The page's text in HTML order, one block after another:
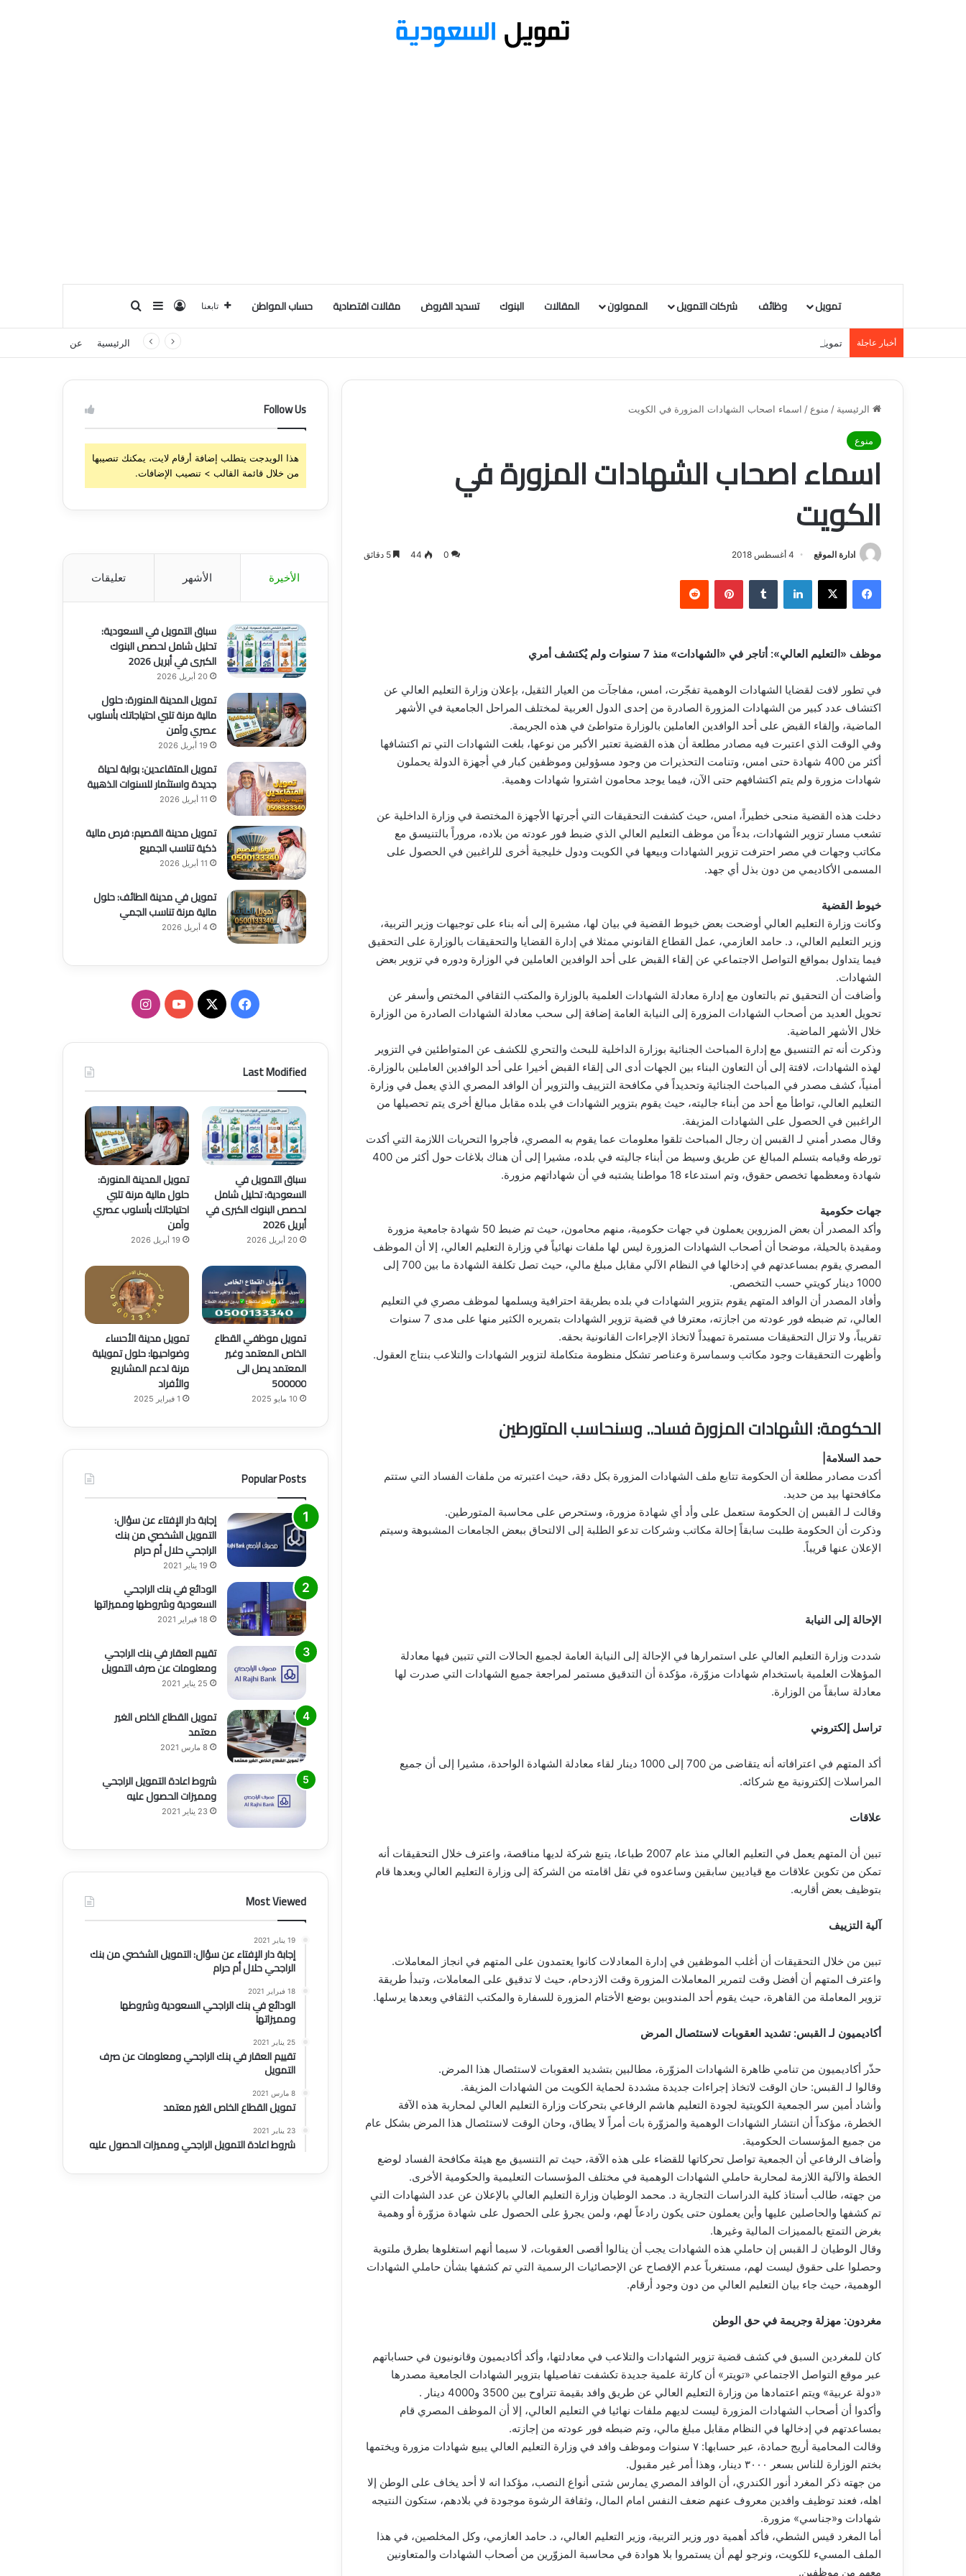
تمويل وظائف شركات التمويل الممولون المقالات البنوك تسديد القروض مقالات اقتصادية حساب المواطن تابعنا تسجيل الدخول
إضافة عمود جانبي
أخبار عاجلة تمويل المدينة المنورة: حلول مالية مرنة تلبي احتياجاتك بأسلوب عصري وآمن الرئيسية عن
الرئيسية / منوع / اسماء اصحاب الشهادات المزورة في الكويت
منوع
اسماء اصحاب الشهادات المزورة في
الكويت
ادارة الموقع 4 أغسطس 2018 0
44
فيسبوك لينكدإن بينتيريست
موظف «التعليم العالي»: أتاجر في «الشهادات» منذ 7 سنوات ولم يُكتشف أمري
في تطور لافت لقضايا الشهادات الوهمية تفجّرت، امس، مفاجآت من العيار الثقيل، بإعلان وزارة التعليم العالي عن
اكتشاف عدد كبير من الشهادات المزورة الصادرة من إحدى الدول العربية لمختلف المراحل الجامعية في الأشهر
الماضية، وإلقاء القبض على أحد الوافدين العاملين بالوزارة متواطئ في هذه الجريمة.
وفي الوقت الذي اعتبرت فيه مصادر مطلعة أن هذه القضية تعتبر الأكبر من نوعها، بلغت الشهادات التي تم اكتشافها
أكثر من 400 شهادة حتى امس، وتنامت التحذيرات من وجود مسؤولين وموظفين كبار في أجهزة الدولة يحملون
شهادات مزورة ولم يتم اكتشافهم حتى الآن، فيما يوجد محامون اشتروا شهادات وهمية.
دخلت هذه القضية منحى خطيراً، امس، حيث كشفت التحقيقات التي أجرتها الأجهزة المختصة في وزارة الداخلية عن
تشعب مسار تزوير الشهادات، بدءاً من موظف التعليم العالي الذي ضبط فور عودته من بلاده، مروراً بالتنيسق مع
مكاتب وجهات في مصر احترفت تزوير الشهادات وبيعها في الكويت ودول خليجية أخرى للراغبين في الحصول على
المسمى الأكاديمي من دون بذل أي جهد.
خيوط القضية
وكانت وزارة التعليم العالي أوضحت بعض خيوط القضية في بيان لها، مشيرة إلى أنه بناء على توجيهات وزير التربية،
وزير التعليم العالي، د. حامد العازمي، عمل القطاع القانوني ممثلا في إدارة القضايا والتحقيقات بالوزارة على التحقيق
فيما يتداول بمواقع التواصل الاجتماعي عن إلقاء القبض على أحد الوافدين العاملين في الوزارة ودوره في تزوير بعض
الشهادات.
وأضافت أن التحقيق تم بالتعاون مع إدارة معادلة الشهادات العلمية بالوزارة والمكتب الثقافي المختص وأسفر عن
تحويل العديد من أصحاب الشهادات المزورة إلى النيابة العامة إضافة إلى سحب معادلة الشهادات الصادرة من الوزارة
خلال الأشهر الماضية.
وذكرت أنه تم التنسيق مع إدارة المباحث الجنائية بوزارة الداخلية للبحث والتحري للكشف عن المتواطئين في التزوير
لهذه الشهادات، لافتة إلى أن التعاون البناء بين الجهات أدى الى إلقاء القبض أخيرا على أحد الوافدين العاملين بالوزارة.
أمنياً، كشف مصدر في المباحث الجنائية وتحديداً في مكافحة التزييف والتزوير أن الوافد المصري الذي يعمل في وزارة
التعليم العالي، تواطأ مع أحد من أبناء جاليته، حيث يقوم بتزوير الشهادات في بلده مقابل مبالغ أخرى يتم تحصيلها من
الراغبين في الحصول على الشهادات المزيفة.
وقال مصدر أمني لـ القبس إن رجال المباحث تلقوا معلومات عما يقوم به المصري، فأجروا التحريات اللازمة التي أكدت
تورطه وقيامه بتسلم المبالغ عن طريق وسيط من أبناء جاليته في بلده، مشيرا إلى أن هناك بلاغات حول أكثر من 400
شهادة ومعظمها تخصص حقوق، وتم استدعاء 18 مواطنا يشتبه في أن شهاداتهم مزورة.
جهات حكومية
وأكد المصدر أن بعض المزروين يعملون في جهات حكومية، منهم محامون، حيث تم ضبط 50 شهادة جامعية مزورة
ومقيدة بالحيلة، موضحا أن أصحاب الشهادات المزورة ليس لها ملفات نهائياً في وزارة التعليم العالي، إلا أن الموظف
المصري يقوم بمساعدتهم في إدخالها في النظام الآلي مقابل مبلغ مالي، حيث تصل تكلفة الشهادة ما بين 700 إلى
1000 دينار كويتي حسب التخصص.
وأفاد المصدر أن الوافد المتهم يقوم بتزوير الشهادات في بلده بطريقة احترافية ويسلمها لموظف مصري في التعليم
العالي، تم ضبطه فور عودته من اجازته، معترفا في قضية تزوير الشهادات بتمريره الكثير منها على مدى 7 سنوات
تقريباً، ولا تزال التحقيقات مستمرة تمهيداً لاتخاذ الإجراءات القانونية بحقه.
وأظهرت التحقيقات وجود مكاتب وسماسرة وعناصر تشكل منظومة متكاملة لتزوير الشهادات والتلاعب بنتاج العقول.
الحكومة: الشهادات المزورة فساد.. وسنحاسب المتورطين
حمد السلامة|
أكدت مصادر مطلعة أن الحكومة تتابع ملف الشهادات المزورة بكل دقة، حيث اعتبرته من ملفات الفساد التي ستتم
مكافحتها بيد من حديد.
وقالت لـ القبس إن الحكومة ستعمل على وأد أي شهادة مزورة، وستحرص على محاسبة المتورطين.
وذكرت أن الحكومة طلبت سابقاً إحالة مكاتب وشركات تدعو الطلبة إلى الالتحاق ببعض الجامعات المشبوهة وسيتم
الإعلان عنها قريباً.
الإحالة إلى النيابة
شددت وزارة التعليم العالي على استمرارها في الإحالة إلى النيابة العامة لجميع الحالات التي تتبين فيها معادلة
المؤهلات العلمية باستخدام شهادات مزوّرة، مؤكدة أن التدقيق مستمر لمراجعة جميع الشهادات التي صدرت لها
معادلة سابقاً من الوزارة.
تراسل إلكتروني
أكد المتهم في اعترافاته أنه يتقاضى من 700 إلى 1000 دينار لقاء معادلة الشهادة الواحدة، مشيرا إلى أن جميع
المراسلات إلكترونية مع شركائه.
علاقات
تبين أن المتهم يعمل في التعليم العالي منذ عام 2007 طباعا، يتبع شركة لديها مناقصة، واعترف خلال التحقيقات أنه
تمكن من تكوين علاقات مع قياديين سابقين وساعدوه في نقل اقامته من الشركة إلى وزارة التعليم العالي وبعدها قام
بتوظيف بعض أقاربه.
آلية التزييف
تبين من خلال التحقيقات أن أغلب الموظفين في إدارة المعادلات كانوا يعتمدون على المتهم في انجاز المعاملات.
واعترف المتهم أن أفضل وقت لتمرير المعاملات المزورة وقت الازدحام، حيث لا تدقيق على المعاملات، وتبدأ طريقة
تزوير المعاملة من القاهرة، حيث يقوم أحد المندوبين بوضع الأختام المزورة للسفارة والمكتب الثقافي وبعدها يرسلها.
أكاديميون لـ القبس: تشديد العقوبات لاستئصال المرض
حذّر أكاديميون من تنامي ظاهرة الشهادات المزوّرة، مطالبين بتشديد العقوبات لاستئصال هذا المرض.
وقالوا لـ القبس: حان الوقت لاتخاذ إجراءات جديدة مشددة لحماية الكويت من الشهادات المزيفة.
وأشاد أمين سر الجمعية الكويتية لجودة التعليم هاشم الرفاعي بتحركات وزارة التعليم العالي لمحاربة هذه الآفة
الخطرة، مؤكداً أن انتشار الشهادات الوهمية والمزوّرة بات أمراً لا يطاق، وحان الوقت لاستئصال هذا المرض بشكل عام
من جميع المؤسسات الحكومية.
وأضاف الرفاعي أن الجمعية تواصل تحركاتها للقضاء على هذه الآفة، حيث تم التنسيق مع هيئة مكافحة الفساد لوضع
الخطة والآلية اللازمة لمحاربة حاملي الشهادات الوهمية في مختلف المؤسسات التعليمية والحكومية الأخرى.
من جهته، طالب أستاذ كلية الدراسات التجارية د. محمد الوطيان وزارة التعليم العالي بالإعلان عن عدد الشهادات التي
تم كشفها والحاصلين عليها وأين يعملون حتى يكون رادعاً لهم، ولمن يجرؤ على الحصول على شهادة مزوّرة أو وهمية
بغرض التمتع بالمميزات المالية وغيرها.
وقال الوطيان لـ القبس إن حاملي هذه الشهادات يجب أن ينالوا أقصى العقوبات، لا سيما أنهم استغلوها بطرق ملتوية
وحصلوا على حقوق ليست لهم، مستغرباً عدم الإفصاح عن الإحصائيات الرسمية التي تم كشفها بشأن حاملي الشهادات
الوهمية، حيث جاء بيان التعليم العالي من دون وجود أرقام.
مغردون: مهزلة وجريمة في حق الوطن
كان للمغردين السبق في كشف قضية تزوير الشهادات والتلاعب في معادلتها، وأكد أكاديميون وقانونيون في حساباتهم
عبر موقع التواصل الاجتماعي «تويتر» أن كارثة علمية جديدة تكشفت تفاصيلها بتزوير الشهادات الجامعية مصدرها
«دولة عربية» ويتم اعتمادها من وزارة التعليم العالي عن طريق وافد بقيمة تتراوح بين 3500 و4000 دينار .
وأكدوا أن أصحاب الشهادات المزورة ليست لديهم ملفات نهائيا في التعليم العالي، إلا أن الموظف المصري قام
بمساعدتهم في إدخالها في النظام مقابل مبلغ مالي، وتم ضبطه فور عودته من إجازته.
وقالت المحامية أريج حمادة، عبر حسابها: ٧ سنوات وموظف وافد في وزارة التعليم العالي يبيع شهادات مزورة ويختمها
بختم الوزارة للناس بسعر ٣٠٠٠ دينار، وهذا أمر غير مقبول.
من جهته ذكر المغرد أنور الكندري، أن الوافد المصري يمارس شتى أنواع النصب، مؤكدا انه لا أحد يخاف على الوطن إلا
اهله، فعند توظيف وافدين معروف عنهم ضعف النفس امام المال، وثقافة الرشوة موجودة في بلادهم، ستكون النتيجه
شهادات و«جناسي» مزورة.
أما المغرد قيس الشطي، فأكد أهمية دور وزير التربية، وزير التعليم العالي، د. حامد العازمي، وكل المخلصين، في هذا
الملف المسيء للكويت، ونرجو لهم أن يستمروا بلا هوادة في محاسبة المزوّرين من أصحاب الشهادات والمتعاونين
معهم من موظفين.
Follow Us
هذا الويدجت يتطلب إضافة أرقام لايت، يمكنك تنصيبها
من خلال قائمة القالب > تنصيب الإضافات.
الأخيرة الأشهر تعليقات
سباق التمويل في السعودية:
تحليل شامل لحصص البنوك
الكبرى في أبريل 2026
20 أبريل 2026
تمويل المدينة المنورة: حلول
مالية مرنة تلبي احتياجاتك بأسلوب
عصري وآمن
19 أبريل 2026
تمويل المتقاعدين: بوابة لحياة
جديدة واستثمار للسنوات الذهبية
11 أبريل 2026
تمويل مدينة القصيم: فرص مالية
ذكية تناسب الجميع
11 أبريل 2026
تمويل في مدينة الطائف: حلول
مالية مرنة تناسب الجمي
4 أبريل 2026
ف
ب
و
ك
u
T
u
b
e
ا
ت
ق
ر
ا
م
Last Modified
سباق التمويل في
السعودية: تحليل شامل
لحصص البنوك الكبرى في
أبريل 2026
20 أبريل 2026
تمويل المدينة المنورة:
حلول مالية مرنة تلبي
احتياجاتك بأسلوب عصري
وآمن
19 أبريل 2026
تمويل موظفي القطاع
الخاص المعتمد وغير
المعتمد يصل الى
500000
10 مايو 2025
تمويل مدينة الأحساء
وضواحيها: حلول تمويلية
مرنة لدعم المشاريع
والأفراد
1 فبراير 2025
Popular Posts
إجابة دار الإفتاء عن سؤال:
التمويل الشخصي من بنك
الراجحي حلال أم حرام
19 يناير 2021
الودائع في بنك الراجحي
السعودية وشروطها ومميزاتها
18 فبراير 2021
تقييم العقار في بنك الراجحي
ومعلومات عن صرف التمويل
25 يناير 2021
تمويل القطاع الخاص الغير
معتمد
8 مارس 2021
شروط اعادة التمويل الراجحي
ومميزات الحصول عليه
23 يناير 2021
Most Viewed
19 يناير 2021
إجابة دار الإفتاء عن سؤال: التمويل الشخصي من بنك
الراجحي حلال أم حرام
18 فبراير 2021
الودائع في بنك الراجحي السعودية وشروطها
ومميزاتها
25 يناير 2021
تقييم العقار في بنك الراجحي ومعلومات عن صرف
التمويل
8 مارس 2021
تمويل القطاع الخاص الغير معتمد
23 يناير 2021
شروط اعادة التمويل الراجحي ومميزات الحصول عليه